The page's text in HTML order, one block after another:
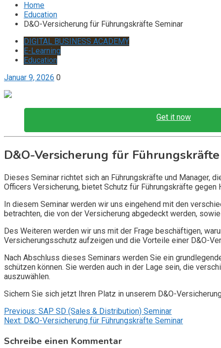
Home
Education
D&O-Versicherung für Führungskräfte Seminar
DIGITAL BUSINESS ACADEMY
E-Learning
Education
Januar 9, 2026 0
Get it now
D&O-Versicherung für
Dieses Seminar richtet sich an Führungskräfte und Manager,
Officers Versicherung, bietet Schutz für Führungskräfte
In diesem Seminar werden wir uns eingehend mit den
betrachten, die von der Versicherung abgedeckt werden,
Des Weiteren werden wir uns mit der Frage beschäftigen,
Versicherungsschutz aufzeigen und die Vorteile einer D&O-
Nach Abschluss dieses Seminars werden Sie ein
schützen können. Sie werden auch in der Lage sein, die
auszuwählen.
Sichern Sie sich jetzt Ihren Platz in unserem D&O-
Beitragsnavigation
Previous: SAP SD (Sales & Distribution) Seminar
Next: D&O-Versicherung für Führungskräfte Seminar
Schreibe einen Kommentar